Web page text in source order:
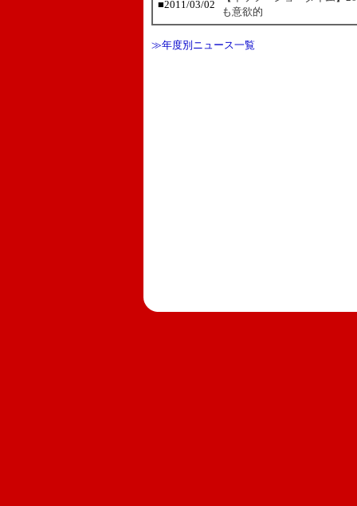
■2011/03/02
も意欲的
≫年度別ニュース一覧